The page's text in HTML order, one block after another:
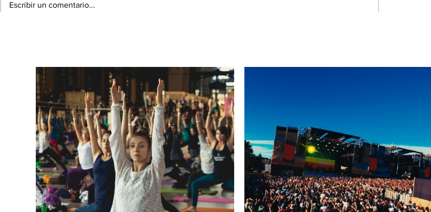
Escribir un comentario...